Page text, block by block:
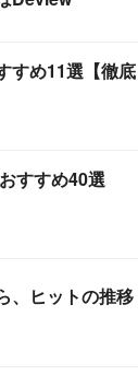
すめ11選【徹底
すすめ40選
、ヒットの推移